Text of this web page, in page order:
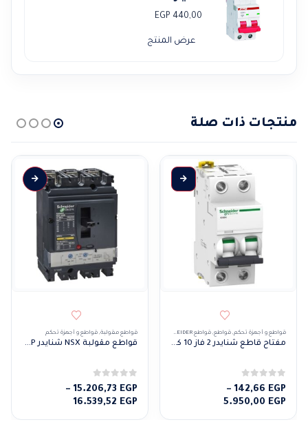
440,00
EGP
عرض المنتج
منتجات ذات صلة
قواطع و أجهزة تحكم, قواطع, قواطع SCHNEIDER
مفتاح قاطع شنايدر 2 فاز 10 كيلو
0من 5
142,66 EGP
–
5.950,00 EGP
نطاق
قواطع مقولبة, قواطع و أجهزة تحكم
قواطع مقولبة NSX شنايدر 25KA 3P
0من 5
15.206,73 EGP
–
16.539,52 EGP
نطاق